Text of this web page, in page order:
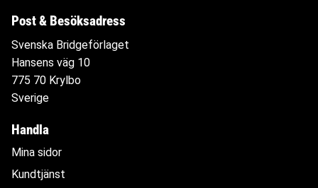
Post & Besöksadress
Svenska Bridgeförlaget
Hansens väg 10
775 70 Krylbo
Sverige
Handla
Mina sidor
Kundtjänst